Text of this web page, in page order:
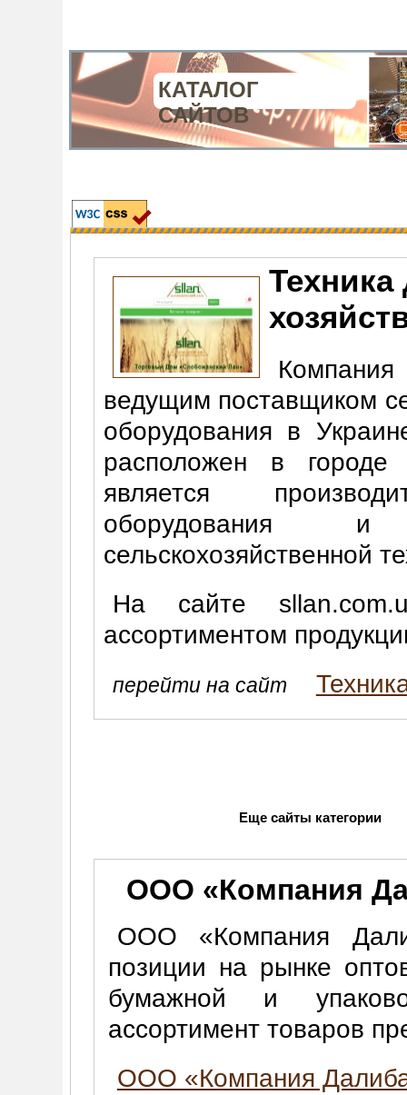
КАТАЛОГ
САЙТОВ
Техника
Компания
ведущим поставщиком
оборудования в
расположен в
является
оборудования
сельскохозяйственной
На сайте
ассортиментом
перейти на сайт
Еще сайты категории
ООО «Компания
ООО «Компания
позиции на рынке
бумажной и
ассортимент товаров
ООО «Компания